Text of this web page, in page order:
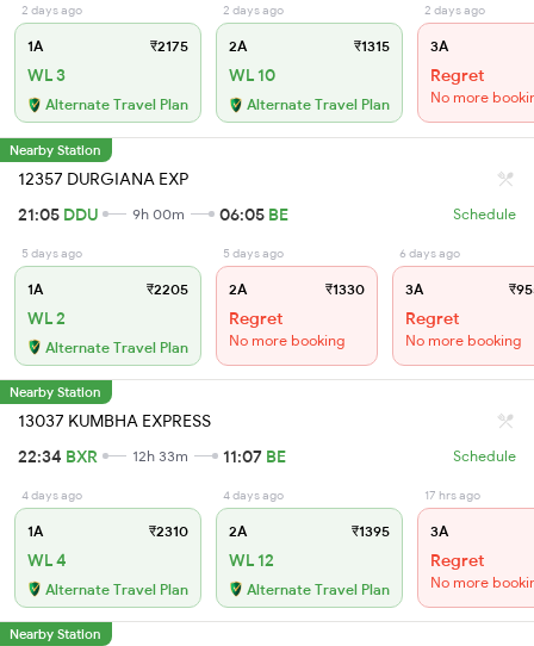
2 days ago
1A ₹2175
WL 3
Alternate Travel Plan
2 days ago
2A ₹1315
WL 10
Alternate Travel Plan
2 days ago
3A
Regret
No more
Nearby Station
12357 DURGIANA EXP
21:05 DDU 9h 00m 06:05 BE Schedule
5 days ago
1A ₹2205
WL 2
Alternate Travel Plan
5 days ago
2A ₹1330
Regret
No more booking
6 days ago
3A
Regret
No more booking
Nearby Station
13037 KUMBHA EXPRESS
22:34 BXR 12h 33m 11:07 BE Schedule
4 days ago
1A ₹2310
WL 4
Alternate Travel Plan
4 days ago
2A ₹1395
WL 12
Alternate Travel Plan
17 hrs ago
3A
Regret
No more
Nearby Station